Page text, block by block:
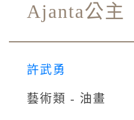
Ajanta公主
許武勇
藝術類 - 油畫